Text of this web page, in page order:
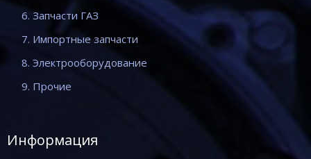
6. Запчасти ГАЗ
7. Импортные запчасти
8. Электрооборудование
9. Прочие
Информация